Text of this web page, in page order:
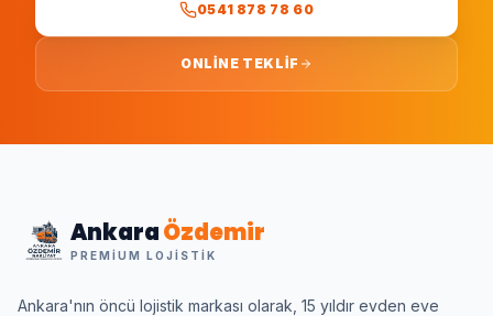
0541 878 78 60
ONLINE TEKLIF
AnkaraÖzdemir
PREMIUM LOJISTIK
Ankara'nın öncü lojistik markası olarak, 15 yıldır evden eve